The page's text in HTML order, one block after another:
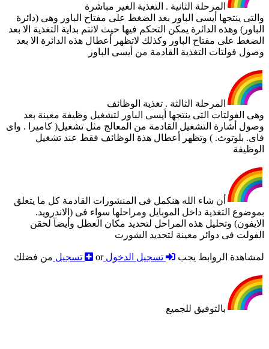
المرحلة الثانية . التغذية الغير مباشرة
والتى ينتجها أيسى الباور بعد الضغط على مفتاح الباور وهى (دائرة
الباور) وهذه الدائرة يمكن التحكم فيها حيث لاتتم بداية التغذية الا بعد
الضغط على مفتاح الباور وكذلك لاتظهر أعطال هذه الدائرة الا بعد
وصول فولتات التغذية القادمة من أيسى الباور
المرحلة الثالثة . تغذية الوظائف
وهى الفولتات التى ينتجها أيسى الباور لتشغيل وظيفة معينة بعد
وصول أشارة التشغيل القادمة من المعالج مثل تشغيل( كاميرا . واى
فاى. بلوتوث. ) وتظهر أعطال هذة الوظائف فقط عند تشغيل
الوظيفة
أن شاء الله هنكمل فى المنشورات القادمة كل ما يتعلق
بموضوع التغذية داخل الموبايل ومراحلها سواء فى (الاندرويد.
الايفون) وتحليل هذه المراحل لتحديد مكان العطل وأيضآ لحقن
الفولت فى دوائر معينة لتحديد الشورت
لمشاهدة الروابط يجب تسجيل الدخولor تسجيل من فضلك
بالتوفيق للجميع